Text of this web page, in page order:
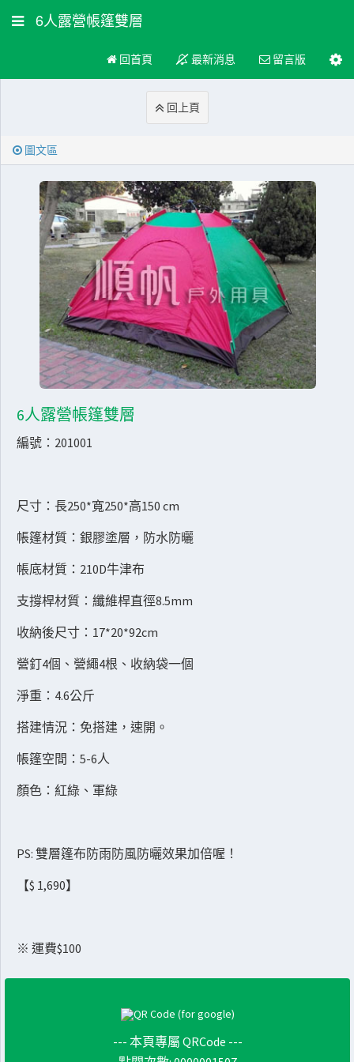
6人露營帳篷雙層
回首頁 最新消息 留言版
回上頁
圖文區
6人露營帳篷雙層
編號：201001
尺寸：長250*寬250*高150 cm
帳篷材質：銀膠塗層，防水防曬
帳底材質：210D牛津布
支撐桿材質：纖維桿直徑8.5mm
收納後尺寸：17*20*92cm
營釘4個、營繩4根、收納袋一個
淨重：4.6公斤
搭建情況：免搭建，速開。
帳篷空間：5-6人
顏色：紅綠、軍綠
PS: 雙層篷布防雨防風防曬效果加倍喔！
【$ 1,690】
※ 運費$100
--- 本頁專屬 QRCode ---